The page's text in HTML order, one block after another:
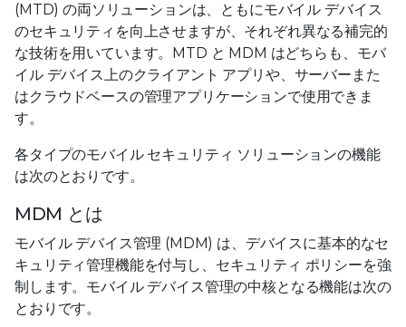
(MTD) の両ソリューションは、ともにモバイル デバイス
のセキュリティを向上させますが、それぞれ異なる補完的
な技術を用いています。MTD と MDM はどちらも、モバ
イル デバイス上のクライアント アプリや、サーバーまた
はクラウドベースの管理アプリケーションで使用できま
す。
各タイプのモバイル セキュリティ ソリューションの機能
は次のとおりです。
MDM とは
モバイル デバイス管理 (MDM) は、デバイスに基本的なセ
キュリティ管理機能を付与し、セキュリティ ポリシーを強
制します。モバイル デバイス管理の中核となる機能は次の
とおりです。